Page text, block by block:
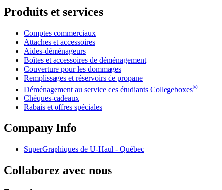
Produits et services
Comptes commerciaux
Attaches et accessoires
Aides-déménageurs
Boîtes et accessoires de déménagement
Couverture pour les dommages
Remplissages et réservoirs de propane
Déménagement au service des étudiants Collegeboxes®
Chèques-cadeaux
Rabais et offres spéciales
Company Info
SuperGraphiques de U-Haul - Québec
Collaborez avec nous